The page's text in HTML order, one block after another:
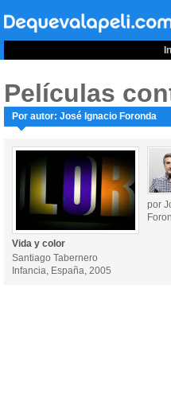
Películas
Por autor: José Ignacio Foronda
por
Vida y color
Santiago Tabernero
Infancia, España, 2005